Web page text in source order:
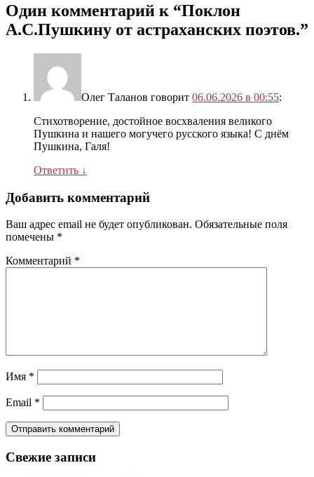
Один комментарий к “Поклон
А.С.Пушкину от астраханских поэтов.”
Олег Таланов говорит 06.06.2026 в 00:55:
Стихотворение, достойное восхваления великого
Пушкина и нашего могучего русского языка! С днём
Пушкина, Галя!
Ответить ↓
Добавить комментарий
Ваш адрес email не будет опубликован. Обязательные поля
помечены *
Комментарий *
Имя *
Email *
Свежие записи